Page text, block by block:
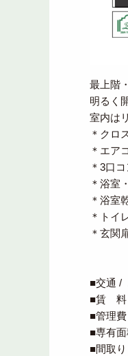
最上階
明るく
室内は
＊クロ
＊エア
＊3口
＊浴室
＊浴室
＊トイ
＊玄関
■交通 /
■賃 料
■管理
■専有
■間取り